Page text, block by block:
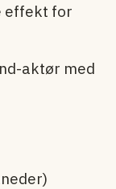
effekt for
aktør med